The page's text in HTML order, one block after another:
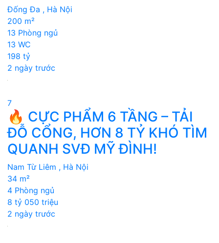
Đống Đa , Hà Nội
200 m²
13 Phòng ngủ
13 WC
198 tỷ
2 ngày trước
7
🔥 CỰC PHẨM 6 TẦNG – TẢI
ĐỖ CỔNG, HƠN 8 TỶ KHÓ TÌM
QUANH SVĐ MỸ ĐÌNH!
Nam Từ Liêm , Hà Nội
34 m²
4 Phòng ngủ
8 tỷ 050 triệu
2 ngày trước